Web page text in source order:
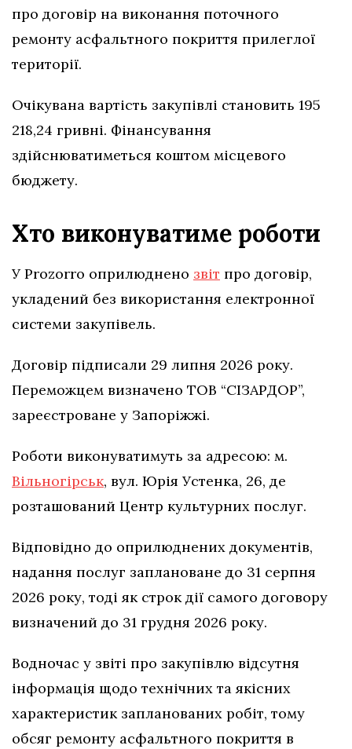
про договір на виконання поточного
ремонту асфальтного покриття прилеглої
території.
Очікувана вартість закупівлі становить 195
218,24 гривні. Фінансування
здійснюватиметься коштом місцевого
бюджету.
Хто виконуватиме роботи
У Prozorro оприлюднено звіт про договір,
укладений без використання електронної
системи закупівель.
Договір підписали 29 липня 2026 року.
Переможцем визначено ТОВ “СІЗАРДОР”,
зареєстроване у Запоріжжі.
Роботи виконуватимуть за адресою: м.
Вільногірськ, вул. Юрія Устенка, 26, де
розташований Центр культурних послуг.
Відповідно до оприлюднених документів,
надання послуг заплановане до 31 серпня
2026 року, тоді як строк дії самого договору
визначений до 31 грудня 2026 року.
Водночас у звіті про закупівлю відсутня
інформація щодо технічних та якісних
характеристик запланованих робіт, тому
обсяг ремонту асфальтного покриття в